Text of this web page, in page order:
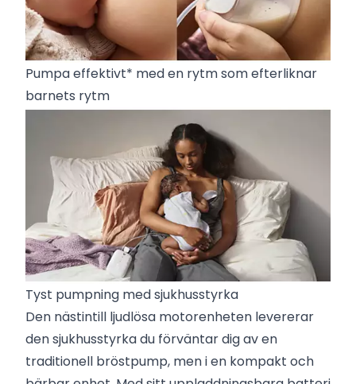
Pumpa effektivt* med en rytm som efterliknar
barnets rytm
Tyst pumpning med sjukhusstyrka
Den nästintill ljudlösa motorenheten levererar
den sjukhusstyrka du förväntar dig av en
traditionell bröstpump, men i en kompakt och